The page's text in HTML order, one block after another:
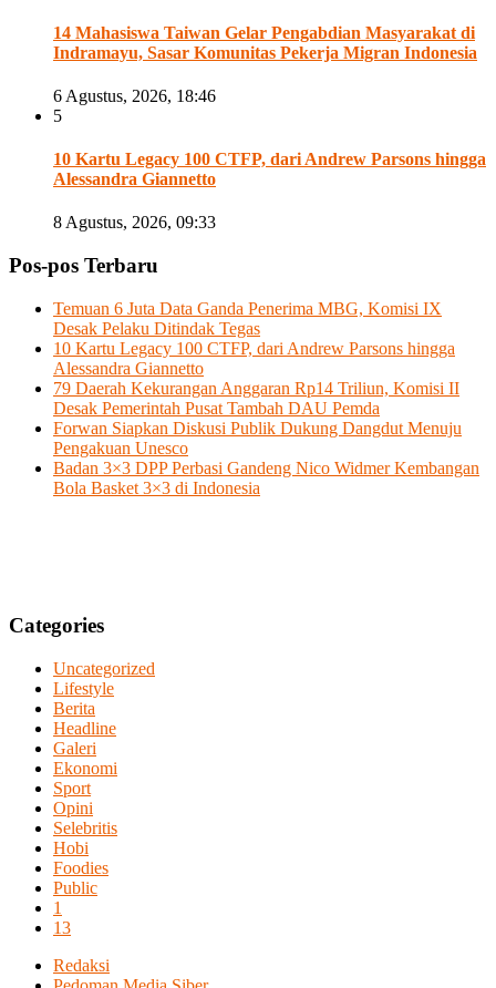
14 Mahasiswa Taiwan Gelar Pengabdian Masyarakat di
Indramayu, Sasar Komunitas Pekerja Migran Indonesia
6 Agustus, 2026, 18:46
5
10 Kartu Legacy 100 CTFP, dari Andrew Parsons hingga
Alessandra Giannetto
8 Agustus, 2026, 09:33
Pos-pos Terbaru
Temuan 6 Juta Data Ganda Penerima MBG, Komisi IX
Desak Pelaku Ditindak Tegas
10 Kartu Legacy 100 CTFP, dari Andrew Parsons hingga
Alessandra Giannetto
79 Daerah Kekurangan Anggaran Rp14 Triliun, Komisi II
Desak Pemerintah Pusat Tambah DAU Pemda
Forwan Siapkan Diskusi Publik Dukung Dangdut Menuju
Pengakuan Unesco
Badan 3×3 DPP Perbasi Gandeng Nico Widmer Kembangan
Bola Basket 3×3 di Indonesia
Categories
Uncategorized
Lifestyle
Berita
Headline
Galeri
Ekonomi
Sport
Opini
Selebritis
Hobi
Foodies
Public
1
13
Redaksi